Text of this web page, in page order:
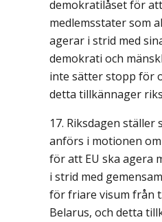
demokratilåset för
medlemsstater som
agerar i strid med
demokrati och
inte sätter stopp för
detta tillkännager
Riksdagen ställer
anförs i motionen
för att EU ska agera
i strid med
för friare visum från
Belarus, och detta